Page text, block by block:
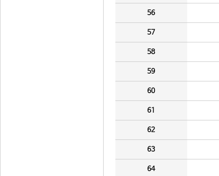
56
57
58
59
60
61
62
63
64